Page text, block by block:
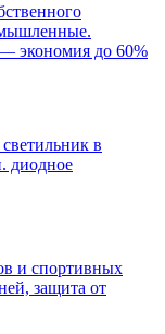
экономия до 60%
в
диодное
и спортивных
защита от